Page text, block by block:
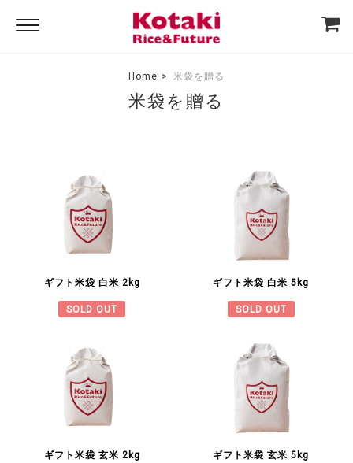
Home 米袋を贈る
米袋を贈る
ギフト米袋 白米 2kg
SOLD OUT
ギフト米袋 白米 5kg
SOLD OUT
ギフト米袋 玄米 2kg ギフト米袋 玄米 5kg